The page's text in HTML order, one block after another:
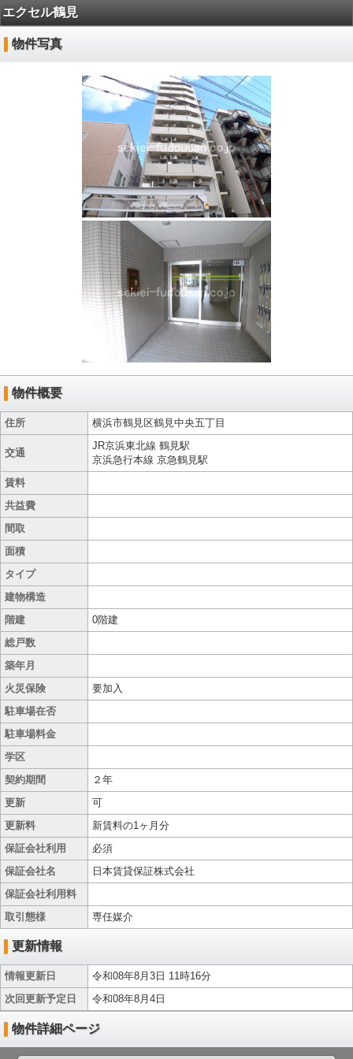
エクセル鶴見
物件写真
物件概要
住所 横浜市鶴見区鶴見中央五丁目
交通
JR京浜東北線 鶴見駅
京浜急行本線 京急鶴見駅
賃料
共益費
間取
面積
タイプ
建物構造
階建
0階建
総戸数
築年月
火災保険
要加入
駐車場在否
駐車場料金
学区
契約期間
２年
更新
可
更新料
新賃料の1ヶ月分
保証会社利用
必須
保証会社名
日本賃貸保証株式会社
保証会社利用料
取引態様
専任媒介
更新情報
情報更新日
令和08年8月3日 11時16分
次回更新予定日
令和08年8月4日
物件詳細ページ